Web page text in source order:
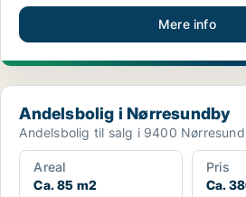
Mere info
Andelsbolig i Nørresundby
Andelsbolig i Nørresundby
Andelsbolig til salg i 9400
Areal
Ca. 85 m2
Pris
Ca.